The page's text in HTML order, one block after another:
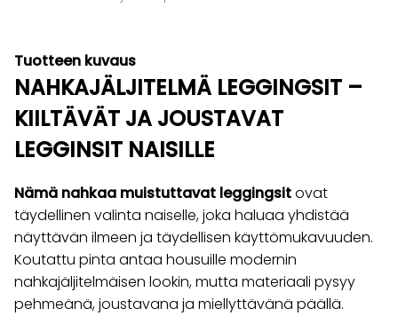
Tuotteen kuvaus
NAHKAJÄLJITELMÄ LEGGINGSIT –
KIILTÄVÄT JA JOUSTAVAT
LEGGINSIT NAISILLE
Nämä nahkaa muistuttavat leggingsitovat
täydellinen valinta naiselle, joka haluaa yhdistää
näyttävän ilmeen ja täydellisen käyttömukavuuden.
Koutattu pinta antaa housuille modernin
nahkajäljitelmäisen lookin, mutta materiaali pysyy
pehmeänä, joustavana ja miellyttävänä päällä.